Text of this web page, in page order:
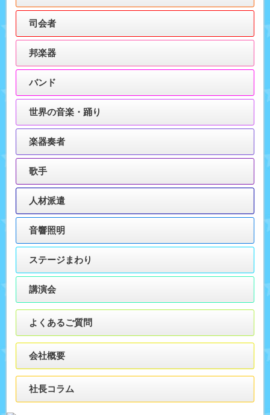
司会者
邦楽器
バンド
世界の音楽・踊り
楽器奏者
歌手
人材派遣
音響照明
ステージまわり
講演会
よくあるご質問
会社概要
社長コラム